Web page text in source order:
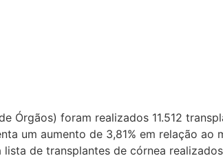
Órgãos) foram realizados 11.512
um aumento de 3,81% em relação ao
de transplantes de córnea